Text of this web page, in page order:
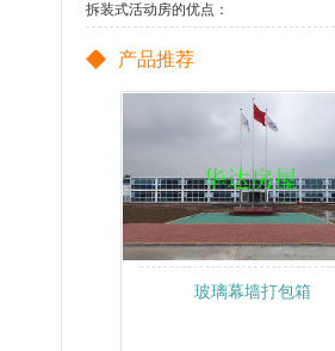
拆装式活动房的优点：
产品推荐
玻璃幕墙打包箱